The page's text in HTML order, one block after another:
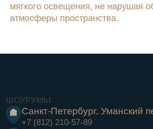
мягкого освещения, не нарушая
атмосферы пространства.
Согласие на обработку персональных данных